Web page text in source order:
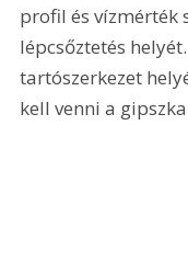
profil és vízmérték
lépcsőztetés
tartószerkezet
kell venni a